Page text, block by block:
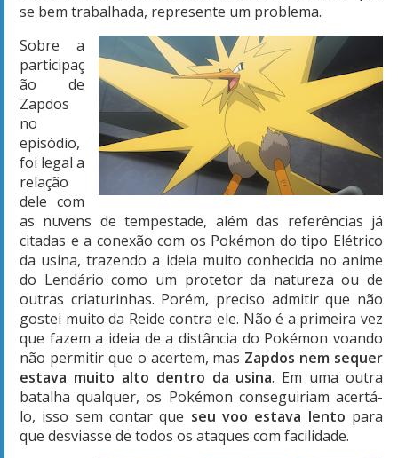
se bem trabalhada, represente um problema.
Sobre a
participaç
ão de
Zapdos
no
episódio,
foi legal a
relação
dele com
as nuvens de tempestade, além das referências já
citadas e a conexão com os Pokémon do tipo Elétrico
da usina, trazendo a ideia muito conhecida no anime
do Lendário como um protetor da natureza ou de
outras criaturinhas. Porém, preciso admitir que não
gostei muito da Reide contra ele. Não é a primeira vez
que fazem a ideia de a distância do Pokémon voando
não permitir que o acertem, mas Zapdos nem sequer
estava muito alto dentro da usina. Em uma outra
batalha qualquer, os Pokémon conseguiriam acertá-
lo, isso sem contar que seu voo estava lento para
que desviasse de todos os ataques com facilidade.